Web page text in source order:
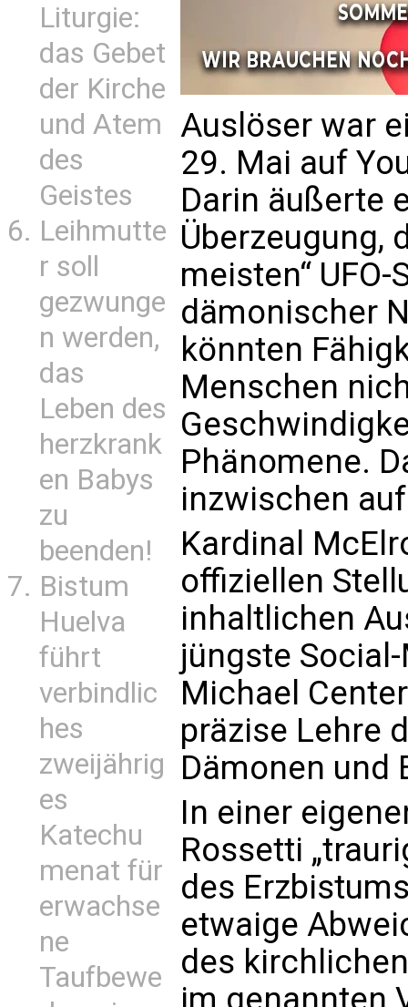
Liturgie:
das Gebet
der Kirche
und Atem
des
Geistes
Leihmutte
r soll
gezwunge
n werden,
das
Leben des
herzkrank
en Babys
zu
beenden!
Bistum
Huelva
führt
verbindlic
hes
zweijährig
es
Katechu
menat für
erwachse
ne
Taufbewe
Auslöser war
29. Mai auf
Darin äußerte
Überzeugung,
meisten“
dämonischer
könnten
Menschen
Phänomene.
inzwischen
Kardinal
offiziellen
inhaltlichen
jüngste
Michael
präzise Lehre
Dämonen und
In einer
Rossetti
des
etwaige
des